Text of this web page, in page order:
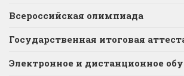
Всероссийская олимпиада
Государственная итоговая
Электронное и дистанционное